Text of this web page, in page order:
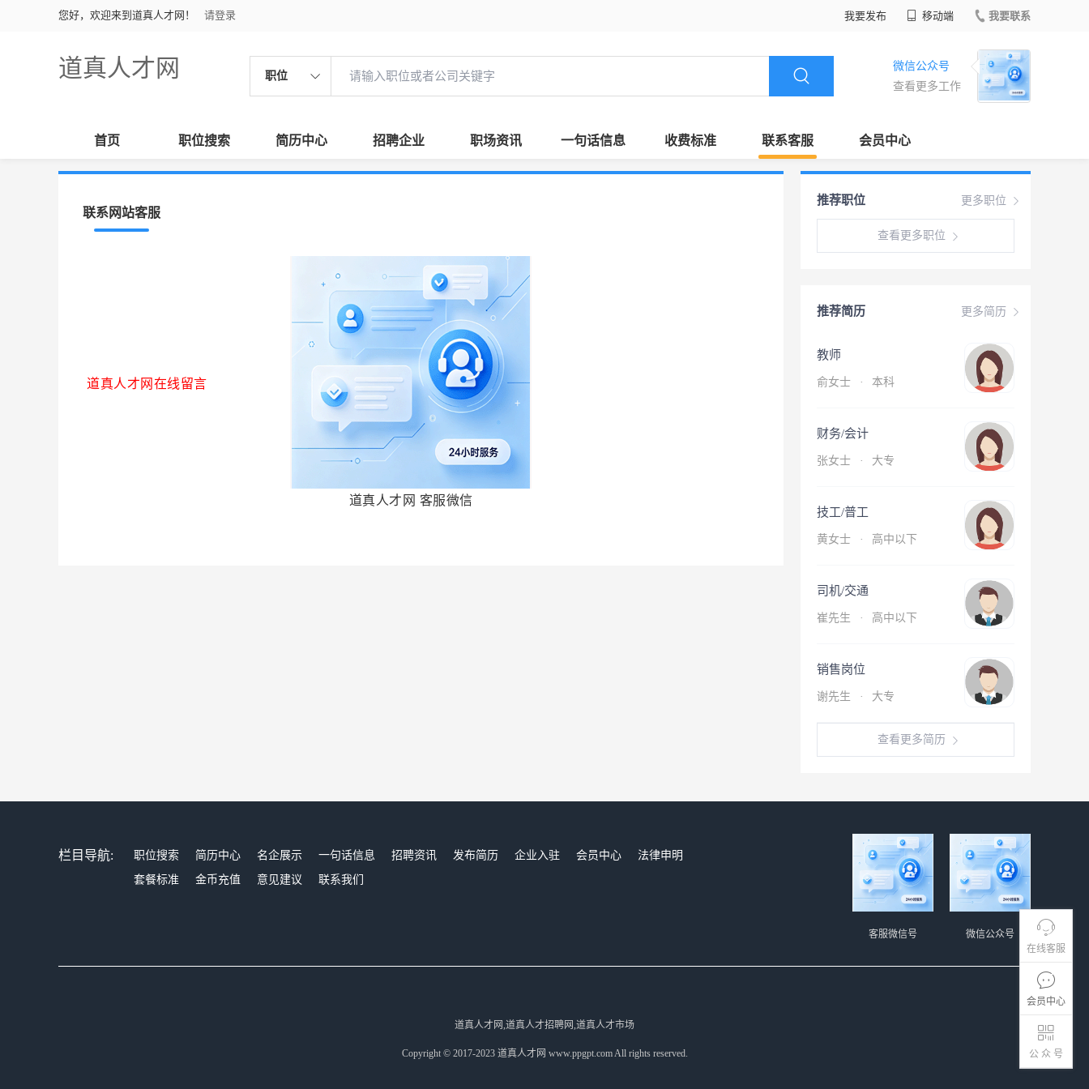
您好，欢迎来到道真人才网！ 请登录 我要发布 移动端 我要联系
道真人才网 职位
微信公众号
查看更多工作
首页 职位搜索 简历中心 招聘企业 职场资讯 一句话信息 收费标准 联系客服 会员中心
在线客服
会员中心
公 众 号
联系网站客服
道真人才网在线留言
道真人才网 客服微信
更多职位
推荐职位
查看更多职位
更多简历
推荐简历
教师
俞女士 · 本科
财务/会计
张女士 · 大专
技工/普工
黄女士 · 高中以下
司机/交通
崔先生 · 高中以下
销售岗位
谢先生 · 大专
查看更多简历
栏目导航: 职位搜索 简历中心 名企展示 一句话信息 招聘资讯 发布简历 企业入驻 会员中心
法律申明
套餐标准
金币充值 意见建议 联系我们
微信公众号
客服微信号
道真人才网,道真人才招聘网,道真人才市场
Copyright © 2017-2023 道真人才网 www.ppgpt.com All rights reserved.